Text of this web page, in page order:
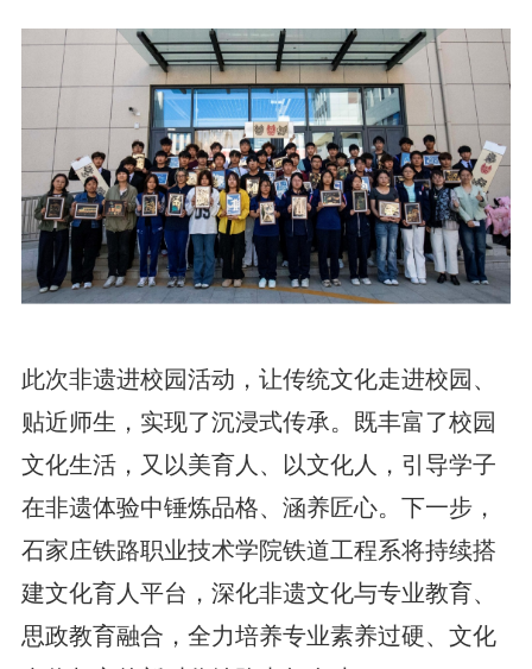
此次非遗进校园活动，让传统文化走进校园、
贴近师生，实现了沉浸式传承。既丰富了校园
文化生活，又以美育人、以文化人，引导学子
在非遗体验中锤炼品格、涵养匠心。下一步，
石家庄铁路职业技术学院铁道工程系将持续搭
建文化育人平台，深化非遗文化与专业教育、
思政教育融合，全力培养专业素养过硬、文化